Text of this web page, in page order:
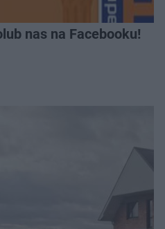
nas na Facebooku!